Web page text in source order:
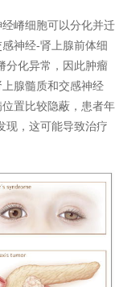
嵴细胞可以分化并迁
神经-肾上腺前体细
分化异常，因此肿瘤
腺髓质和交感神经
置比较隐蔽，患者年
现，这可能导致治疗